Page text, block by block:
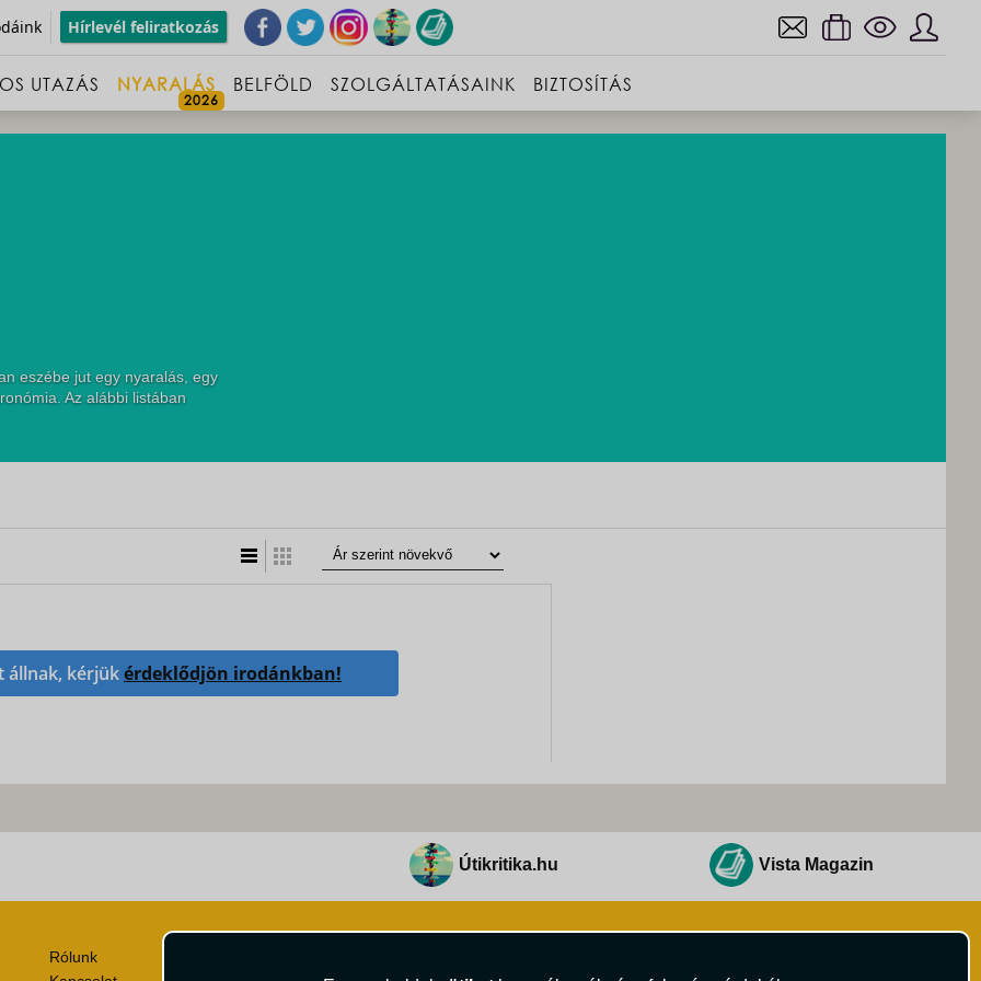
Hírlevél feliratkozás
UTAZÁS NYARALÁS BELFÖLD SZOLGÁLTATÁSAINK BIZTOSÍTÁS
eszébe jut egy nyaralás, egy
Az alábbi listában
állnak, kérjükérdeklődjön irodánkban!
Útikritika.hu Vista Magazin
Rólunk